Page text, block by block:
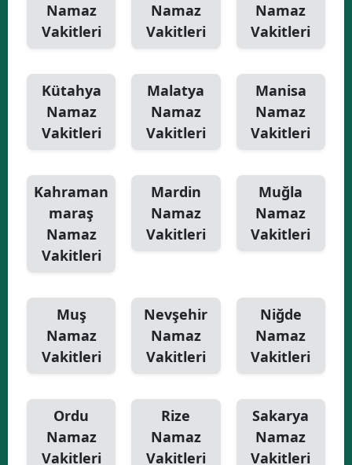
Namaz
Vakitleri
Namaz
Vakitleri
Namaz
Vakitleri
Kütahya
Namaz
Vakitleri
Malatya
Namaz
Vakitleri
Manisa
Namaz
Vakitleri
Kahraman
maraş
Namaz
Vakitleri
Mardin
Namaz
Vakitleri
Muğla
Namaz
Vakitleri
Muş
Namaz
Vakitleri
Nevşehir
Namaz
Vakitleri
Niğde
Namaz
Vakitleri
Ordu
Namaz
Vakitleri
Rize
Namaz
Vakitleri
Sakarya
Namaz
Vakitleri